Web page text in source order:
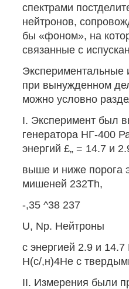
спектрами
нейтронов,
бы «фоном», на
связанные с
Экспериментальные
при вынужденном
можно условно
I. Эксперимент был
генератора НГ-400
энергий £„ = 14.7 и
выше и ниже порога
мишеней 232Th,
-,35 ^38 237
U, Np. Нейтроны
с энергией 2.9 и
Н(с/,н)4Не с
II. Измерения были